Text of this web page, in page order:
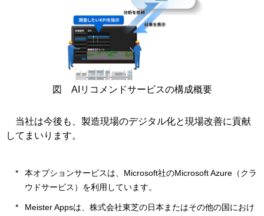
図 AIリコメンドサービスの構成概要
当社は今後も、製造現場のデジタル化と現場改善に貢献
してまいります。
本オプションサービスは、Microsoft社のMicrosoft Azure（クラ
ウドサービス）を利用しています。
Meister Appsは、株式会社東芝の日本またはその他の国におけ